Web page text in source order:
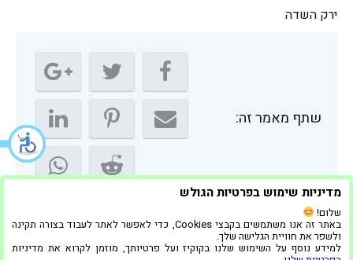
ירק השדה
שתף מאמר זה:
← קבלן מפתח ותיק, מיומנות ואחריות -קבלן מפתח המומלץ
מדיניות שימוש בפרטיות הגולש
שלום!
באתר זה אנו משתמשים בקבצי Cookies, כדי לאפשר לאתר לעבוד בצורה תקינה
ולשפר את חוויית הגלישה שלך.
למידע נוסף על השימוש שלנו בקוקיז ועל פרטיותך, מוזמן לקרוא את מדיניות